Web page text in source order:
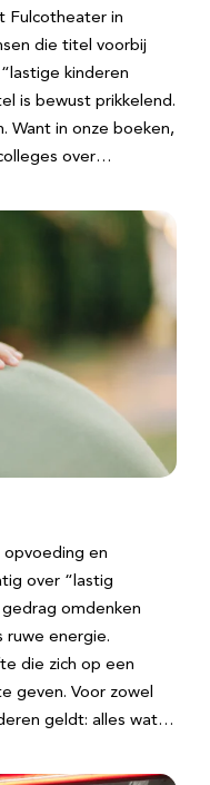
Fulcotheater in
die titel voorbij
kinderen
is bewust prikkelend.
Want in onze boeken,
over…
opvoeding en
over “lastig
omdenken
ruwe energie.
die zich op een
geven. Voor zowel
geldt: alles wat…